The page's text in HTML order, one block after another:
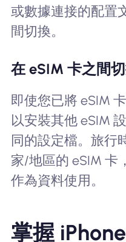
或數據連接的配置
間切換。
在 eSIM 卡之間
即使您已將 eSIM
以安裝其他 eSIM
同的設定檔。旅行
家/地區的 eSIM 卡
作為資料使用。
掌握